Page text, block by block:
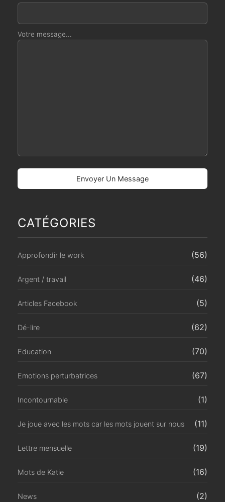
Votre message...
CATÉGORIES
Approfondir le work (56)
Argent / travail (46)
Articles Facebook (5)
Dé-lire (62)
Education (70)
Emotions perturbatrices (67)
Incontournable (1)
Je joue avec les mots car les mots jouent sur nous (11)
Lettre mensuelle (19)
Mots de Katie (16)
News (2)